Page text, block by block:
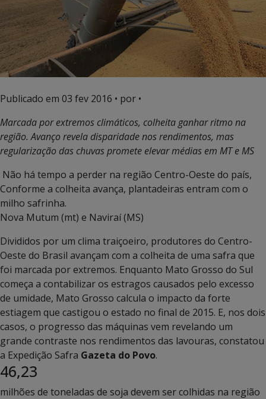
Publicado em 03 fev 2016 • por •
Marcada por extremos climáticos, colheita ganhar ritmo na
região. Avanço revela disparidade nos rendimentos, mas
regularização das chuvas promete elevar médias em MT e MS
Não há tempo a perder na região Centro-Oeste do país,
Conforme a colheita avança, plantadeiras entram com o
milho safrinha.
Nova Mutum (mt) e Naviraí (MS)
Divididos por um clima traiçoeiro, produtores do Centro-
Oeste do Brasil avançam com a colheita de uma safra que
foi marcada por extremos. Enquanto Mato Grosso do Sul
começa a contabilizar os estragos causados pelo excesso
de umidade, Mato Grosso calcula o impacto da forte
estiagem que castigou o estado no final de 2015. E, nos dois
casos, o progresso das máquinas vem revelando um
grande contraste nos rendimentos das lavouras, constatou
a Expedição Safra Gazeta do Povo.
46,23
milhões de toneladas de soja devem ser colhidas na região